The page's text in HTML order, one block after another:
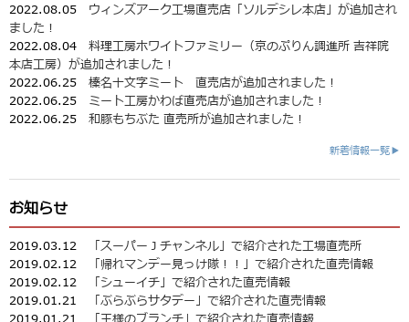
2022.08.05 ウィンズアーク工場直売店「ソルデシレ本店」が追加され
ました！
2022.08.04 料理工房ホワイトファミリー（京のぷりん調進所 吉祥院
本店工房）が追加されました！
2022.06.25 榛名十文字ミート 直売店が追加されました！
2022.06.25 ミート工房かわば直売店が追加されました！
2022.06.25 和豚もちぶた 直売所が追加されました！
新着情報一覧▶
お知らせ
2019.03.12
「スーパーＪチャンネル」で紹介された工場直売所
2019.02.12
「帰れマンデー見っけ隊！！」で紹介された直売情報
2019.02.12
「シューイチ」で紹介された直売情報
2019.01.21
「ぶらぶらサタデー」で紹介された直売情報